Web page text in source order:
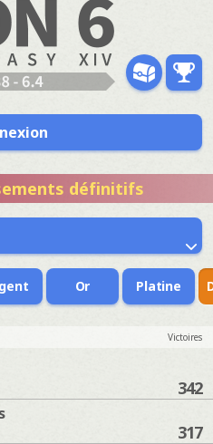
définitifs
Or Platine
Victoires
342
317